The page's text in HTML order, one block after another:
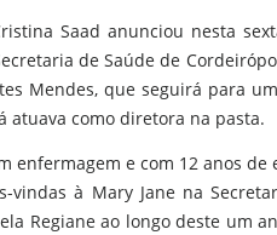
Saad anunciou nesta
de Saúde de
Mendes, que seguirá para
atuava como diretora na pasta.
enfermagem e com 12 anos
vindas à Mary Jane na
Regiane ao longo deste um